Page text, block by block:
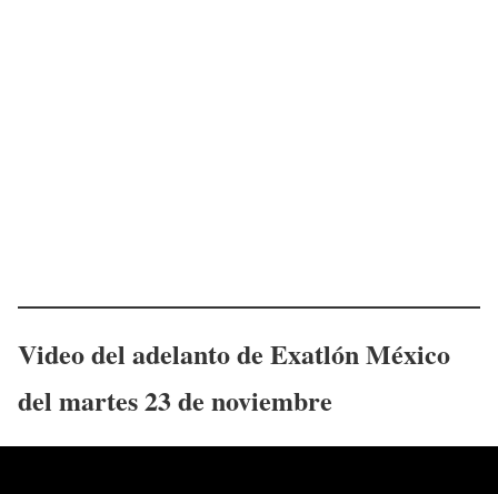
Video del adelanto de Exatlón México
del martes 23 de noviembre